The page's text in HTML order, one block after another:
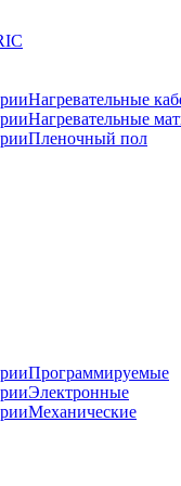
Нагревательные
Нагревательные
Пленочный пол
Программируемые
Электронные
Механические